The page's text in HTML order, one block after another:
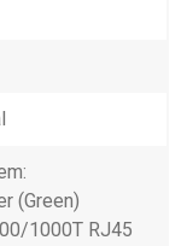
(Green)
1000T RJ45